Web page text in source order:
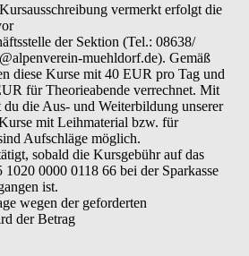
vermerkt erfolgt die
der Sektion (Tel.: 08638/
muehldorf.de). Gemäß
diese Kurse mit 40 EUR pro Tag und
für Theorieabende verrechnet. Mit
du die Aus- und Weiterbildung unserer
mit Leihmaterial bzw. für
Aufschläge möglich.
sobald die Kursgebühr auf das
0000 0118 66 bei der Sparkasse
ist.
wegen der geforderten
der Betrag